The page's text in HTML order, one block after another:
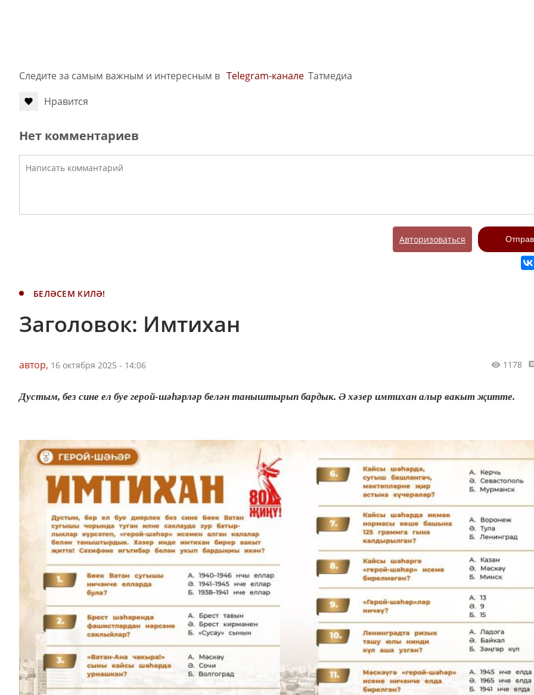
Следите за самым важным и интересным в Telegram-канале Татмедиа
Нравится
Нет комментариев
Авторизоваться
БЕЛӘСЕМ КИЛӘ!
Заголовок: Имтихан
автор, 16 октября 2025 - 14:06 1178
Дустым, без сине ел буе герой-шәһәрләр белән таныштырып бардык. Ә хәзер имтихан алыр вакыт җитте.